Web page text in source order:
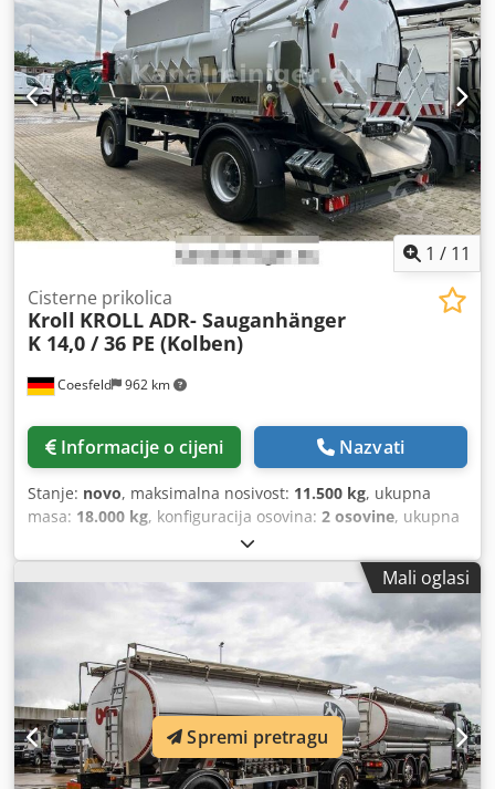
1 / 11
Coesfeld 962 km
Cisterne prikolica
Kroll KROLL ADR- Sauganhänger
K 14,0 / 36 PE (Kolben)
Informacije o cijeni Nazvati
Stanje: novo, maksimalna nosivost: 11.500 kg, ukupna
masa: 18.000 kg, konfiguracija osovina: 2 osovine, ukupna
, ukupna visina:
proizvodnje:2025, Oprema:ABS,
Mali oglasi
Spremi pretragu